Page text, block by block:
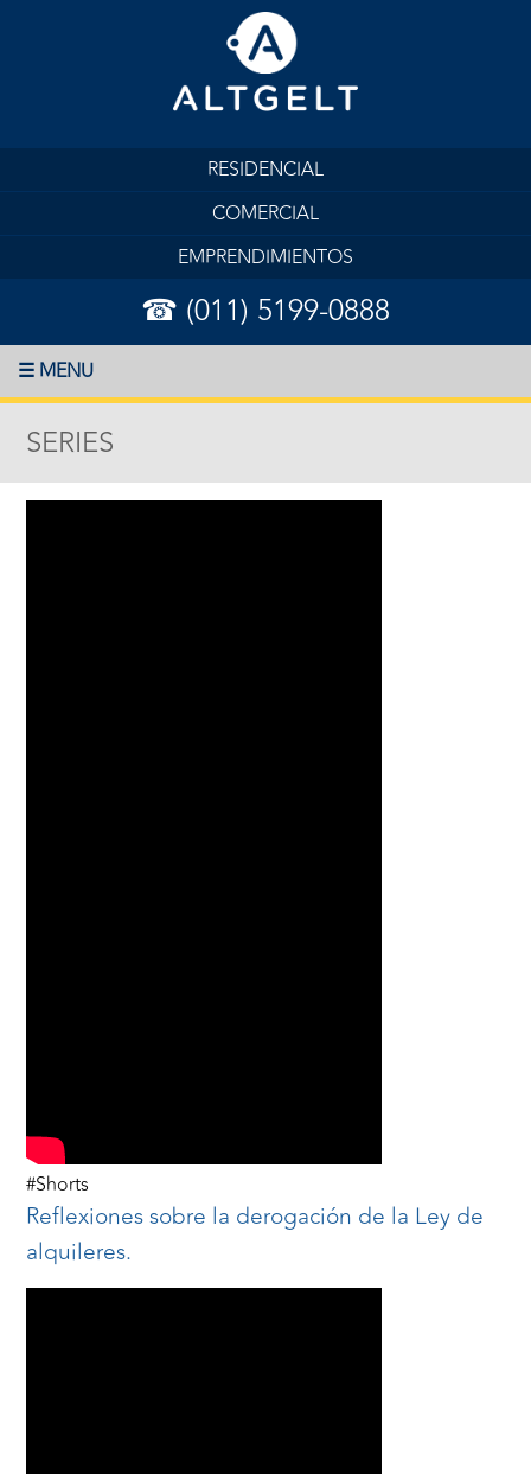
RESIDENCIAL
COMERCIAL
EMPRENDIMIENTOS
☎ (011) 5199-0888
☰ MENU
SERIES
#Shorts
Reflexiones sobre la derogación de la Ley de
alquileres.